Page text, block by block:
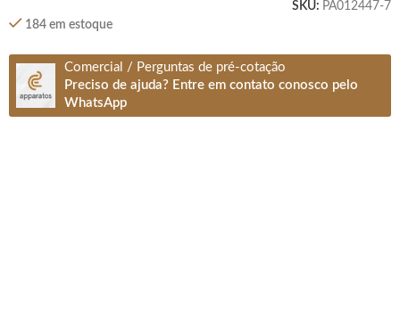
SKU: PA012447-7
184 em estoque
Comercial / Perguntas de pré-cotação
Preciso de ajuda? Entre em contato conosco pelo
WhatsApp